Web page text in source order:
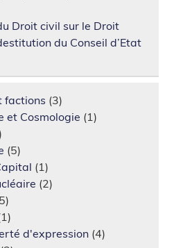
Droit civil sur le Droit
du Conseil d’Etat
factions (3)
et Cosmologie (1)
(5)
(1)
(2)
d'expression (4)